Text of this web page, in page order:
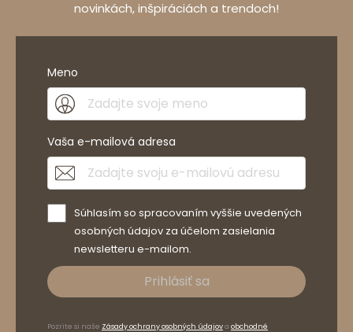
novinkách, inšpiráciách a trendoch!
Meno
Vaša e-mailová adresa
Súhlasím so spracovaním vyššie uvedených
osobných údajov za účelom zasielania
newsletteru e-mailom.
Prihlásiť sa
Pozrite si naše Zásady ochrany osobných údajova obchodné